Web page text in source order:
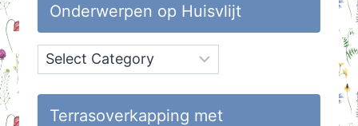
Onderwerpen op Huisvlijt
Onderwerpen
op
Huisvlijt
Terrasoverkapping met